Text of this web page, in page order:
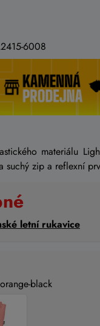
6008
materiálu
suchý zip a reflexní
letní rukavice
black